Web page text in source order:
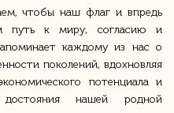
чтобы наш флаг и впредь
путь к миру, согласию и
каждому из нас о
поколений, вдохновляя
потенциала и
достояния нашей родной